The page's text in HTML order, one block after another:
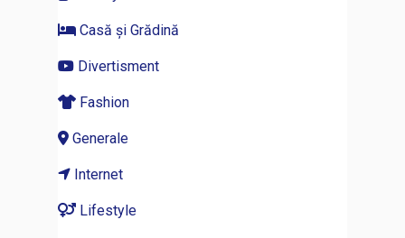
Casă și Grădină
Divertisment
Fashion
Generale
Internet
Lifestyle